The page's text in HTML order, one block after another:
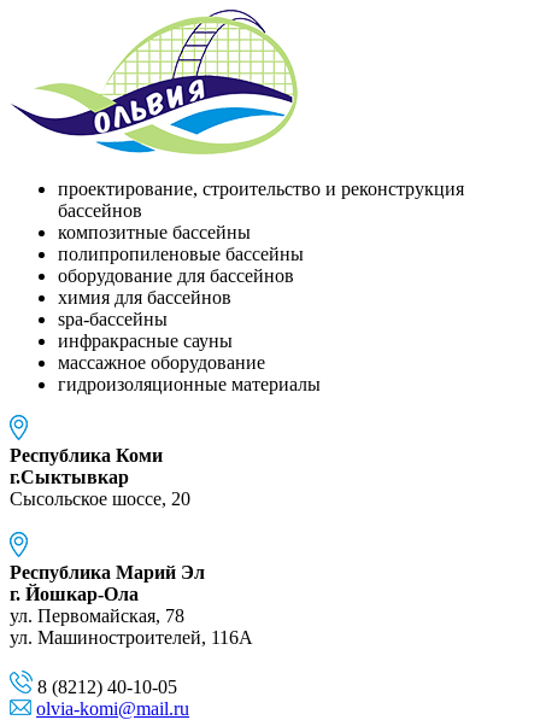
проектирование, строительство и реконструкция
бассейнов
композитные бассейны
полипропиленовые бассейны
оборудование для бассейнов
химия для бассейнов
spa-бассейны
инфракрасные сауны
массажное оборудование
гидроизоляционные материалы
Республика Коми
г.Сыктывкар
Сысольское шоссе, 20
Республика Марий Эл
г. Йошкар-Ола
ул. Первомайская, 78
ул. Машиностроителей, 116A
8 (8212) 40-10-05
olvia-komi@mail.ru